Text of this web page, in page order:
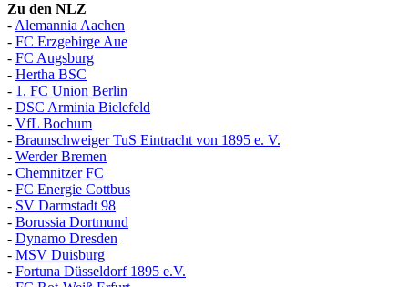
Zu den NLZ
- Alemannia Aachen
- FC Erzgebirge Aue
- FC Augsburg
- Hertha BSC
- 1. FC Union Berlin
- DSC Arminia Bielefeld
- VfL Bochum
- Braunschweiger TuS Eintracht von 1895 e. V.
- Werder Bremen
- Chemnitzer FC
- FC Energie Cottbus
- SV Darmstadt 98
- Borussia Dortmund
- Dynamo Dresden
- MSV Duisburg
- Fortuna Düsseldorf 1895 e.V.